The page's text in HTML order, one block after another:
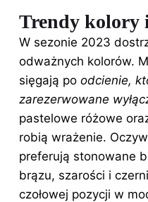
Trendy kolory
W sezonie 2023
odważnych kolorów.
sięgają po odcienie,
zarezerwowane
pastelowe różowe
robią wrażenie.
preferują stonowane
brązu, szarości i
czołowej pozycji w